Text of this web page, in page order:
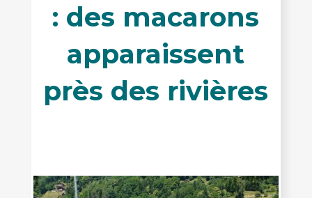
: des macarons
apparaissent
près des rivières